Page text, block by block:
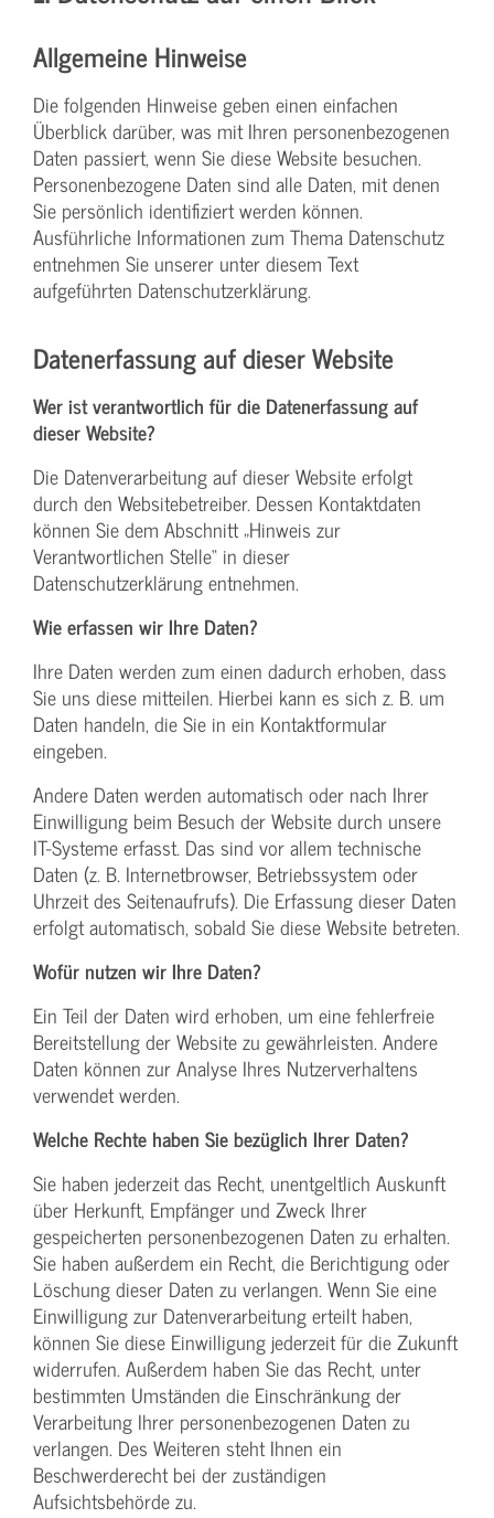
Allgemeine Hinweise
Die folgenden Hinweise geben einen einfachen
Überblick darüber, was mit Ihren personenbezogenen
Daten passiert, wenn Sie diese Website besuchen.
Personenbezogene Daten sind alle Daten, mit denen
Sie persönlich identifiziert werden können.
Ausführliche Informationen zum Thema Datenschutz
entnehmen Sie unserer unter diesem Text
aufgeführten Datenschutzerklärung.
Datenerfassung auf dieser Website
Wer ist verantwortlich für die Datenerfassung auf
dieser Website?
Die Datenverarbeitung auf dieser Website erfolgt
durch den Websitebetreiber. Dessen Kontaktdaten
können Sie dem Abschnitt „Hinweis zur
Verantwortlichen Stelle“ in dieser
Datenschutzerklärung entnehmen.
Wie erfassen wir Ihre Daten?
Ihre Daten werden zum einen dadurch erhoben, dass
Sie uns diese mitteilen. Hierbei kann es sich z. B. um
Daten handeln, die Sie in ein Kontaktformular
eingeben.
Andere Daten werden automatisch oder nach Ihrer
Einwilligung beim Besuch der Website durch unsere
IT-Systeme erfasst. Das sind vor allem technische
Daten (z. B. Internetbrowser, Betriebssystem oder
Uhrzeit des Seitenaufrufs). Die Erfassung dieser Daten
erfolgt automatisch, sobald Sie diese Website betreten.
Wofür nutzen wir Ihre Daten?
Ein Teil der Daten wird erhoben, um eine fehlerfreie
Bereitstellung der Website zu gewährleisten. Andere
Daten können zur Analyse Ihres Nutzerverhaltens
verwendet werden.
Welche Rechte haben Sie bezüglich Ihrer Daten?
Sie haben jederzeit das Recht, unentgeltlich Auskunft
über Herkunft, Empfänger und Zweck Ihrer
gespeicherten personenbezogenen Daten zu erhalten.
Sie haben außerdem ein Recht, die Berichtigung oder
Löschung dieser Daten zu verlangen. Wenn Sie eine
Einwilligung zur Datenverarbeitung erteilt haben,
können Sie diese Einwilligung jederzeit für die Zukunft
widerrufen. Außerdem haben Sie das Recht, unter
bestimmten Umständen die Einschränkung der
Verarbeitung Ihrer personenbezogenen Daten zu
verlangen. Des Weiteren steht Ihnen ein
Beschwerderecht bei der zuständigen
Aufsichtsbehörde zu.